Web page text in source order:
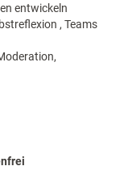
entwickeln
, Teams